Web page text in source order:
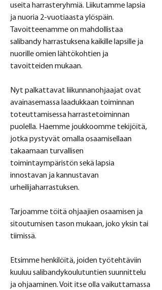
useita harrasteryhmiä. Liikutamme lapsia
ja nuoria 2-vuotiaasta ylöspäin.
Tavoitteenamme on mahdollistaa
salibandy harrastuksena kaikille lapsille ja
nuorille omien lähtökohtien ja
tavoitteiden mukaan.
Nyt palkattavat liikunnanohjaajat ovat
avainasemassa laadukkaan toiminnan
toteuttamisessa harrastetoiminnan
puolella. Haemme joukkoomme tekijöitä,
jotka pystyvät omalla osaamisellaan
takaamaan turvallisen
toimintaympäristön sekä lapsia
innostavan ja kannustavan
urheilijaharrastuksen.
Tarjoamme töitä ohjaajien osaamisen ja
sitoutumisen tason mukaan, joko yksin tai
tiimissä.
Etsimme henkilöitä, joiden työtehtäviin
kuuluu salibandykoulutuntien suunnittelu
ja ohjaaminen. Voit itse olla vaikuttamassa